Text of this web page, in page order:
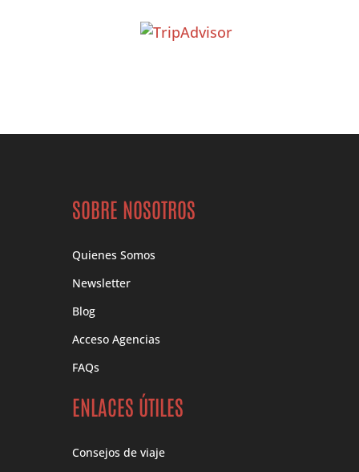
SOBRE NOSOTROS
Quienes Somos
Newsletter
Blog
Acceso Agencias
FAQs
ENLACES ÚTILES
Consejos de viaje